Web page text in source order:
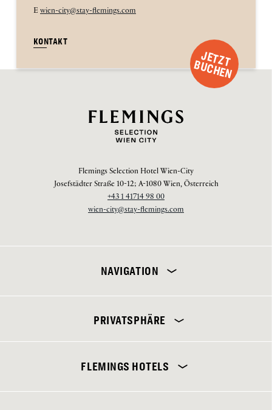
E wien-city@stay-flemings.com
KONTAKT
J
E
T
Z
T
B
U
C
H
E
N
Flemings Selection Hotel Wien-City
Josefstädter Straße 10-12; A-1080 Wien, Österreich
+43 1 41714 98 00
wien-city@stay-flemings.com
NAVIGATION
PRIVATSPHÄRE
FLEMINGS HOTELS